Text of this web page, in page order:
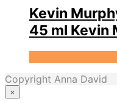
Kevin
45 ml Kevin
Copyright Anna David
×